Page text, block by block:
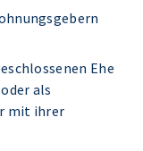
Ehe
als
mit ihrer